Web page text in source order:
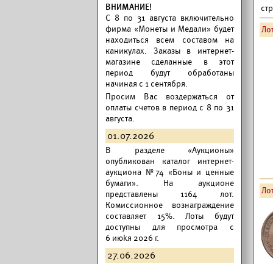
ВНИМАНИЕ!
C 8 по 31 августа включительно
фирма «Монеты и Медали» будет
находиться всем составом на
каникулах. Заказы в интернет-
магазине сделанные в этот
период будут обработаны
начиная с 1 сентября.
Просим Вас воздержаться от
оплаты счетов в период с 8 по 31
августа.
01.07.2026
В разделе «Аукционы»
опубликован каталог интернет-
аукциона №74 «Боны и ценные
бумаги». На аукционе
представлены 1164 лот.
Комиссионное вознаграждение
составляет 15%. Лоты будут
доступны для просмотра с
6 июkя 2026 г.
27.06.2026